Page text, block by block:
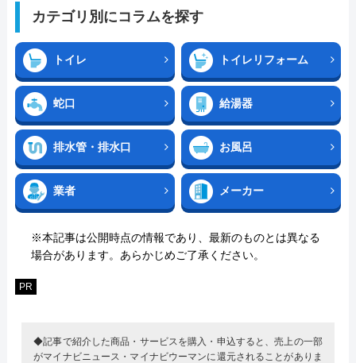
カテゴリ別にコラムを探す
トイレ トイレリフォーム
蛇口 給湯器
排水管・排水口 お風呂
業者 メーカー
※本記事は公開時点の情報であり、最新のものとは異なる
場合があります。あらかじめご了承ください。
PR
◆記事で紹介した商品・サービスを購入・申込すると、売上の一部
がマイナビニュース・マイナビウーマンに還元されることがありま